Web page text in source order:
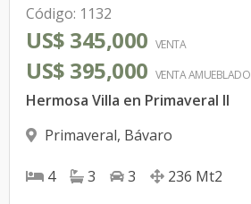
Código: 1132
US$ 345,000 VENTA
US$ 395,000 VENTA AMUEBLADO
Hermosa Villa en Primaveral II
Primaveral, Bávaro
4 3 3 236 Mt2